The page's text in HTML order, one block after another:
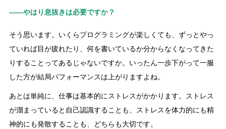
――やはり息抜きは必要ですか？
そう思います。いくらプログラミングが楽しくても、ずっとやっ
ていれば目が疲れたり、何を書いているか分からなくなってきた
りすることってあるじゃないですか。いったん一歩下がって一服
した方が結局パフォーマンスは上がりますよね。
あとは単純に、仕事は基本的にストレスがかかります。ストレス
が溜まっていると自己認識することも、ストレスを体力的にも精
神的にも発散することも、どちらも大切です。